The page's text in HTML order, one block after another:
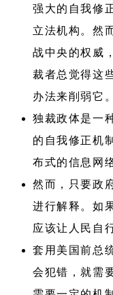
强大的自我修
立法机构。然
战中央的权威
裁者总觉得这
办法来削弱它。
独裁政体是一
的自我修正机
布式的信息网
然而，只要政
进行解释。如
应该让人民自
套用美国前总
会犯错，就需